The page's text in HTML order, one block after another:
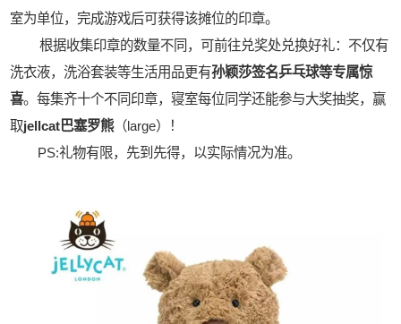
室为单位，完成游戏后可获得该摊位的印章。
根据收集印章的数量不同，可前往兑奖处兑换好礼：不仅有
洗衣液，洗浴套装等生活用品更有孙颖莎签名乒乓球等专属惊
喜。每集齐十个不同印章，寝室每位同学还能参与大奖抽奖，赢
取jellcat巴塞罗熊（large）！
PS:礼物有限，先到先得，以实际情况为准。